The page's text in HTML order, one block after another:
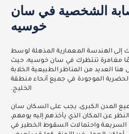
الشخصية في سان
خوسيه
إلى الهندسة المعمارية المذهلة لوسط
مغامرة تنتظرك في سان خوسيه، حيث
العديد من المناظر الطبيعية الخلابة
الموجودة في جميع أنحاء منطقة
الخليج.
المدن الكبرى، يجب على السكان سان
عن المكان الذي يأخذهم إليه يومهم،
واحتمالات السقوط الخطير في